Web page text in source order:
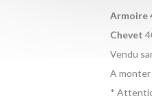
Armoire
Chevet
Vendu
A monter
*